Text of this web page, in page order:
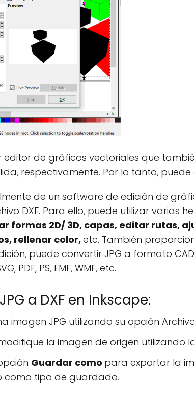
de gráficos vectoriales que
respectivamente. Por lo tanto,
de un software de edición de
DXF. Para ello, puede utilizar varias
formas 2D/ 3D, capas, editar rutas,
rellenar color,etc. También
puede convertir JPG a formato
PDF, PS, EMF, WMF, etc.
a DXF en Inkscape:
imagen JPG utilizando su opción
la imagen de origen utilizando
Guardar como para exportar la
como tipo de guardado.